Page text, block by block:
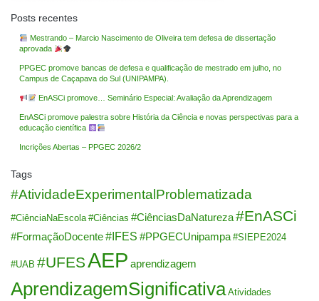
Posts recentes
Mestrando – Marcio Nascimento de Oliveira tem defesa de dissertação
aprovada
PPGEC promove bancas de defesa e qualificação de mestrado em julho, no
Campus de Caçapava do Sul (UNIPAMPA).
EnASCi promove… Seminário Especial: Avaliação da Aprendizagem
EnASCi promove palestra sobre História da Ciência e novas perspectivas para a
educação científica
Incrições Abertas – PPGEC 2026/2
Tags
#AtividadeExperimentalProblematizada
#CiênciaNaEscola #Ciências #CiênciasDaNatureza#EnASCi
#FormaçãoDocente#IFES #PPGECUnipampa #SIEPE2024
#UAB #UFESAEP aprendizagem
AprendizagemSignificativa Atividades